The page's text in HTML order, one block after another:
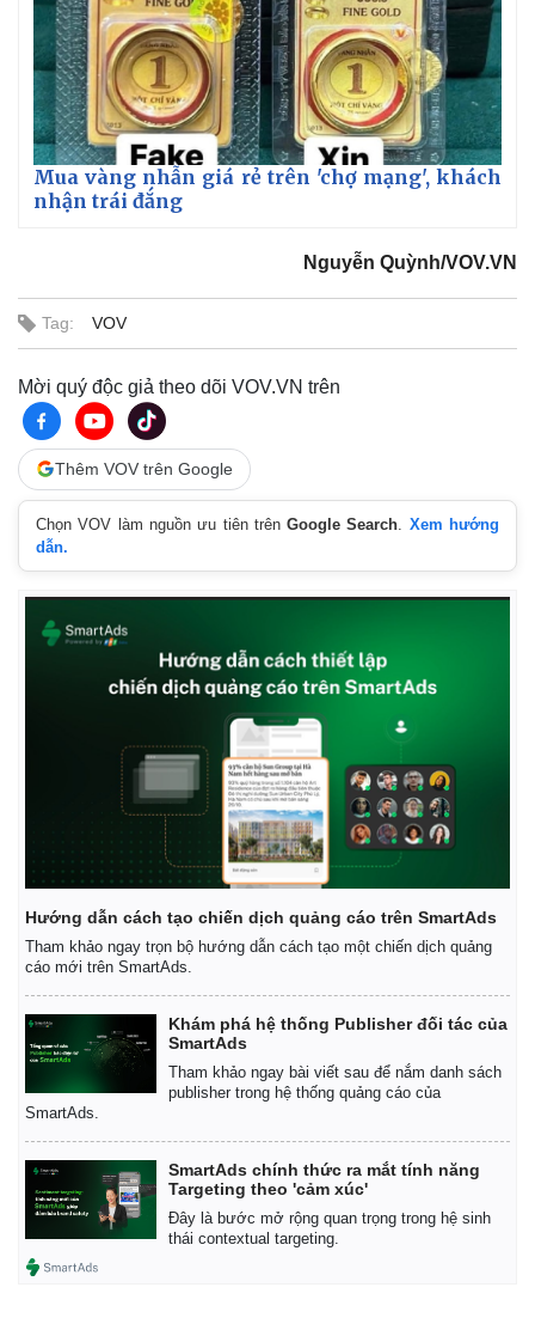
Pháp luật
Tin nóng
Vũ khí
Việt Nam
Mua vàng nhẫn giá rẻ trên 'chợ mạng', khách
nhận trái đắng
Nguyễn Quỳnh/VOV.VN
Tag: VOV
Mời quý độc giả theo dõi VOV.VN trên
Thêm VOV trên Google
Chọn VOV làm nguồn ưu tiên trênGoogle Search
Xem hướng
dẫn.
Hướng dẫn cách tạo chiến dịch quảng cáo trên SmartAds
Tham khảo ngay trọn bộ hướng dẫn cách tạo một chiến dịch quảng
cáo mới trên SmartAds.
Khám phá hệ thống Publisher đối tác của
SmartAds
Tham khảo ngay bài viết sau để nắm danh sách
publisher trong hệ thống quảng cáo của
SmartAds.
SmartAds chính thức ra mắt tính năng
Targeting theo 'cảm xúc'
Đây là bước mở rộng quan trọng trong hệ sinh
thái contextual targeting.